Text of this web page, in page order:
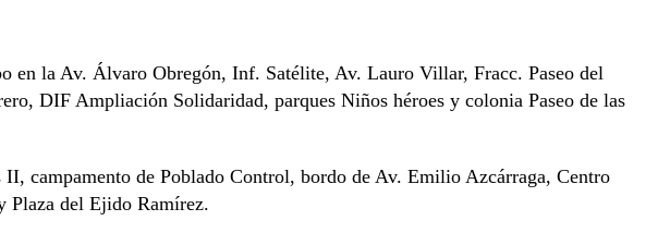
en la Av. Álvaro Obregón, Inf. Satélite, Av. Lauro Villar, Fracc. Paseo del
DIF Ampliación Solidaridad, parques Niños héroes y colonia Paseo de las
campamento de Poblado Control, bordo de Av. Emilio Azcárraga, Centro
Plaza del Ejido Ramírez.